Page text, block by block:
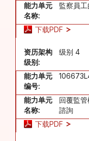
能力单元
名称:
監察員
下载PDF
资历架构
级别:
级别 4
能力单元
编号:
能力单元
名称:
回覆監
諮詢
下载PDF